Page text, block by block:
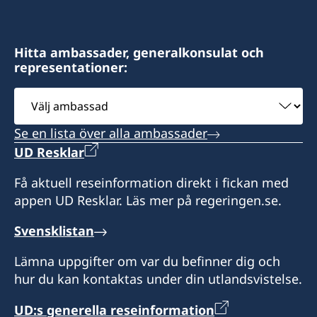
Hitta ambassader, generalkonsulat och
representationer:
Välj
ambassad
Se en lista över alla ambassader
UD Resklar
Få aktuell reseinformation direkt i fickan med
appen UD Resklar. Läs mer på regeringen.se.
Svensklistan
Lämna uppgifter om var du befinner dig och
hur du kan kontaktas under din utlandsvistelse.
UD:s generella reseinformation